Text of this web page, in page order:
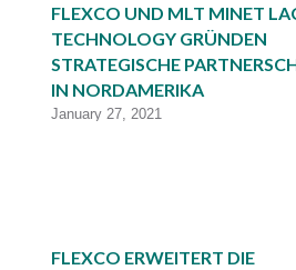
FLEXCO UND MLT MINET
TECHNOLOGY GRÜNDEN
STRATEGISCHE
IN NORDAMERIKA
January 27, 2021
FLEXCO ERWEITERT DIE